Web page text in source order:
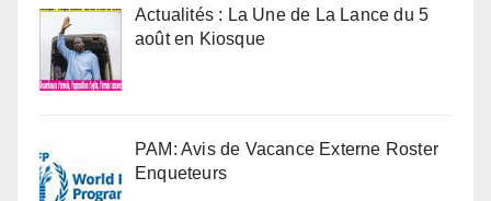
Actualités : La Une de La Lance du 5
août en Kiosque
PAM: Avis de Vacance Externe Roster
Enqueteurs